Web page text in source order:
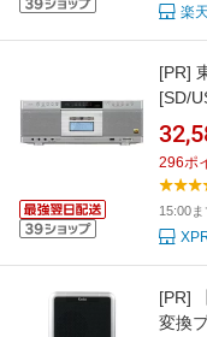
楽
[PR]
[SD/
296ポ
15:00
[PR]
変換